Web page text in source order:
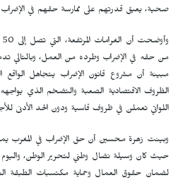
صحية، يعيق قدرتهم على ممارسة حقهم في
من حقه في الإضراب وطرده من العمل، وبالتالي
مبينة أن مشروع قانون الإضراب يتجاهل
الظروف الاقتصادية الصعبة والتضخم الذي يواجهه
اللواتي تعملن في ظروف قاسية ودون الحد الأدنى
وبينت زهرة محسين أن حق الإضراب في المغرب
حيث كان وسيلة نضال وطني لتحرير الوطن،
لضمان حقوق العمال وحماية مكتسبات الطبقة